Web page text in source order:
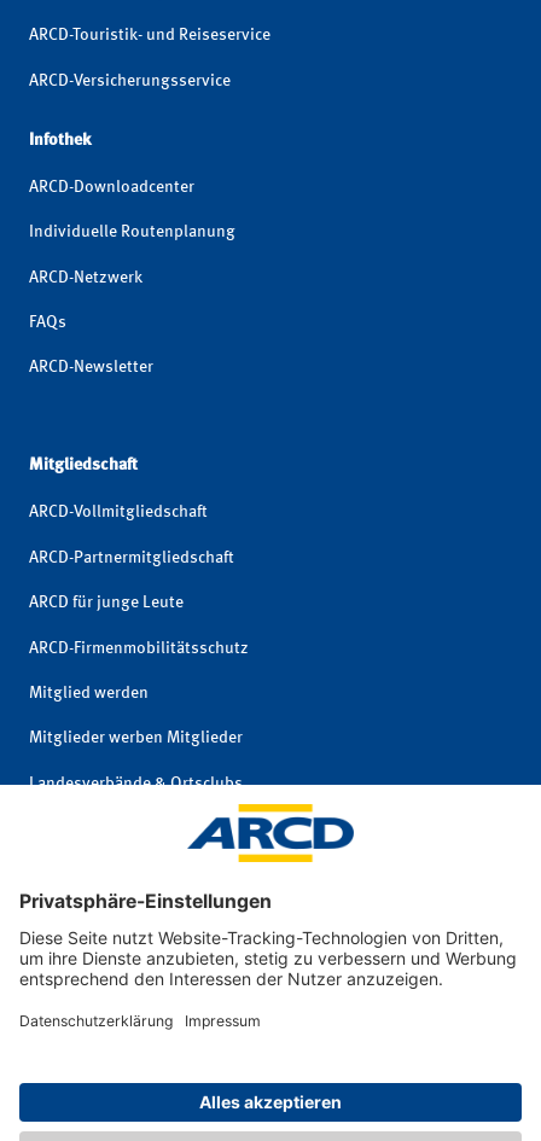
ARCD-Touristik- und Reiseservice
ARCD-Versicherungsservice
Infothek
ARCD-Downloadcenter
Individuelle Routenplanung
ARCD-Netzwerk
FAQs
ARCD-Newsletter
Mitgliedschaft
ARCD-Vollmitgliedschaft
ARCD-Partnermitgliedschaft
ARCD für junge Leute
ARCD-Firmenmobilitätsschutz
Mitglied werden
Mitglieder werben Mitglieder
Landesverbände & Ortsclubs
Mitgliedschaft kündigen
Impressum
© 2026 ARCD Auto-